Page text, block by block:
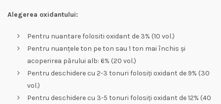
Alegerea oxidantului:
Pentru nuantare folositi oxidant de 3% (10 vol.)
Pentru nuanțele ton pe ton sau 1 ton mai închis și
acoperirea părului alb: 6% (20 vol.)
Pentru deschidere cu 2-3 tonuri folosiți oxidant de 9% (30
vol.)
Pentru deschidere cu 3-5 tonuri folosiți oxidant de 12% (40